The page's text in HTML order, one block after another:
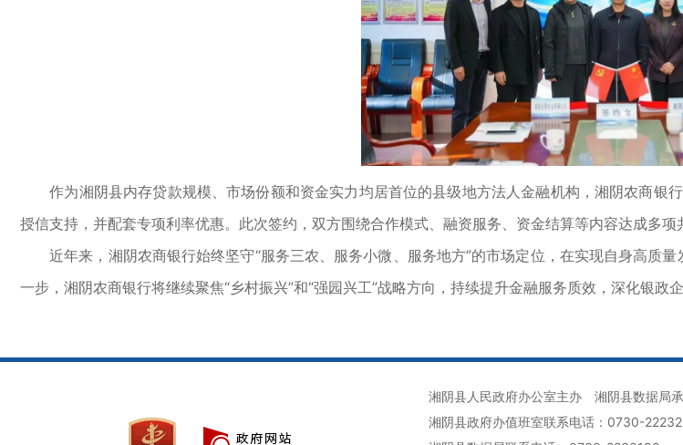
作为湘阴县内存贷款规模、市场份额和资金实力均居首位的县级地方法人金融机构，湘阴农商银
授信支持，并配套专项利率优惠。此次签约，双方围绕合作模式、融资服务、资金结算等内容达成多项
近年来，湘阴农商银行始终坚守“服务三农、服务小微、服务地方”的市场定位，在实现自身高质
一步，湘阴农商银行将继续聚焦“乡村振兴”和“强园兴工”战略方向，持续提升金融服务质效，深化银政
湘阴县人民政府办公室主办
湘阴县数据局
湘阴县政府办值班室联系电话：0730-